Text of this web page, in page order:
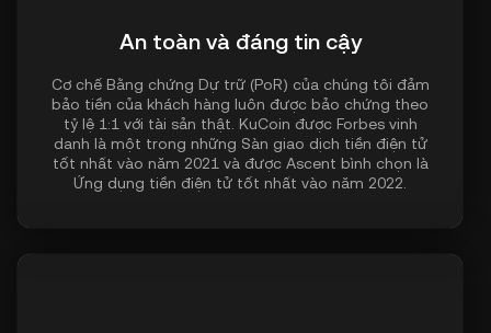
An toàn và đáng tin cậy
Cơ chế Bằng chứng Dự trữ (PoR) của chúng tôi đảm
bảo tiền của khách hàng luôn được bảo chứng theo
tỷ lệ 1:1 với tài sản thật. KuCoin được Forbes vinh
danh là một trong những Sàn giao dịch tiền điện tử
tốt nhất vào năm 2021 và được Ascent bình chọn là
Ứng dụng tiền điện tử tốt nhất vào năm 2022.